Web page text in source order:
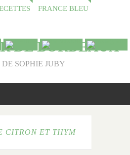
FRANCE BLEU
DE BORDEAUX
SOPHIE JUBY
CITRON ET THYM